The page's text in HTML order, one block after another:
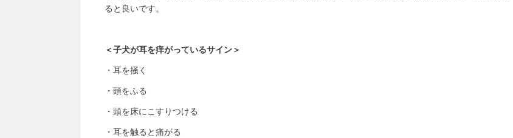
ると良いです。
＜子犬が耳を痒がっているサイン＞
・耳を掻く
・頭をふる
・頭を床にこすりつける
・耳を触ると痛がる